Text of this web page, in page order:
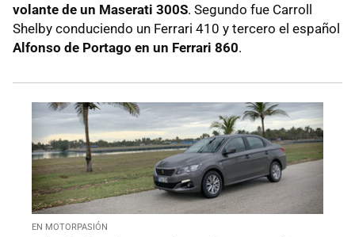
volante de un Maserati 300S. Segundo fue Carroll
Shelby conduciendo un Ferrari 410 y tercero el español
Alfonso de Portago en un Ferrari 860.
EN MOTORPASIÓN